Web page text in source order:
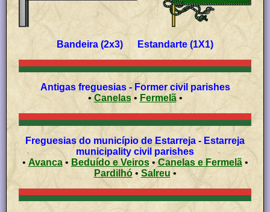
Bandeira (2x3) Estandarte (1X1)
Antigas freguesias - Former civil parishes
•Canelas• Fermelã•
Freguesias do município de Estarreja - Estarreja
municipality civil parishes
• Avanca• Beduído e Veiros•Canelas e Fermelã•
Pardilhó• Salreu •